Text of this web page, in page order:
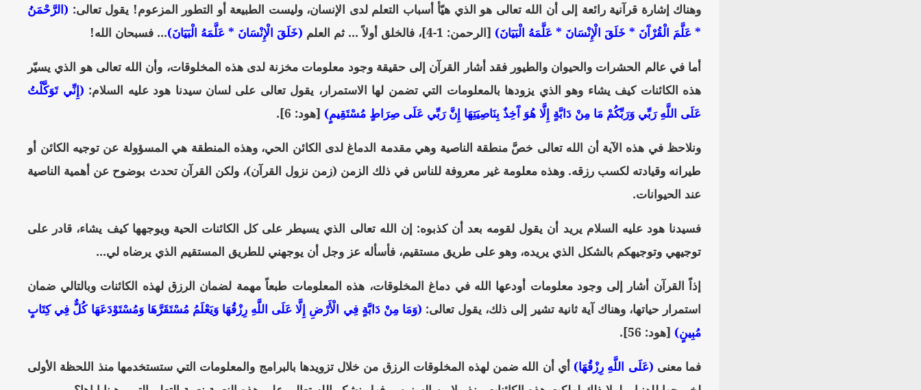
وهناك إشارة قرآنية رائعة إلى أن الله تعالى هو الذي هيّأ أسباب التعلم لدى الإنسان، وليست الطبيعة أو التطور المزعوم! يقول تعالى: (الرَّحْمَنُ
* عَلَّمَ الْقُرْآَنَ * خَلَقَ الْإِنْسَانَ * عَلَّمَهُ الْبَيَانَ) [الرحمن: 1-4]، فالخلق أولاً ... ثم العلم (خَلَقَ الْإِنْسَانَ * عَلَّمَهُ الْبَيَانَ)... فسبحان الله!
أما في عالم الحشرات والحيوان والطيور فقد أشار القرآن إلى حقيقة وجود معلومات مخزنة لدى هذه المخلوقات، وأن الله تعالى هو الذي يسيّر
هذه الكائنات كيف يشاء وهو الذي يزودها بالمعلومات التي تضمن لها الاستمرار، يقول تعالى على لسان سيدنا هود عليه السلام: (إِنِّي تَوَكَّلْتُ
عَلَى اللَّهِ رَبِّي وَرَبِّكُمْ مَا مِنْ دَابَّةٍ إِلَّا هُوَ آَخِذٌ بِنَاصِيَتِهَا إِنَّ رَبِّي عَلَى صِرَاطٍ مُسْتَقِيمٍ) [هود: 6].
ونلاحظ في هذه الآية أن الله تعالى خصَّ منطقة الناصية وهي مقدمة الدماغ لدى الكائن الحي، وهذه المنطقة هي المسؤولة عن توجيه الكائن أو
طيرانه وقيادته لكسب رزقه. وهذه معلومة غير معروفة للناس في ذلك الزمن (زمن نزول القرآن)، ولكن القرآن تحدث بوضوح عن أهمية الناصية
عند الحيوانات.
فسيدنا هود عليه السلام يريد أن يقول لقومه بعد أن كذبوه: إن الله تعالى الذي يسيطر على كل الكائنات الحية ويوجهها كيف يشاء، قادر على
توجيهي وتوجيهكم بالشكل الذي يريده، وهو على طريق مستقيم، فأسأله عز وجل أن يوجهني للطريق المستقيم الذي يرضاه لي...
إذاً القرآن أشار إلى وجود معلومات أودعها الله في دماغ المخلوقات، هذه المعلومات طبعاً مهمة لضمان الرزق لهذه الكائنات وبالتالي ضمان
استمرار حياتها، وهناك آية ثانية تشير إلى ذلك، يقول تعالى: (وَمَا مِنْ دَابَّةٍ فِي الْأَرْضِ إِلَّا عَلَى اللَّهِ رِزْقُهَا وَيَعْلَمُ مُسْتَقَرَّهَا وَمُسْتَوْدَعَهَا كُلٌّ فِي كِتَابٍ
مُبِينٍ) [هود: 56].
فما معنى (عَلَى اللَّهِ رِزْقُهَا) أي أن الله ضمن لهذه المخلوقات الرزق من خلال تزويدها بالبرامج والمعلومات التي ستستخدمها منذ اللحظة الأولى